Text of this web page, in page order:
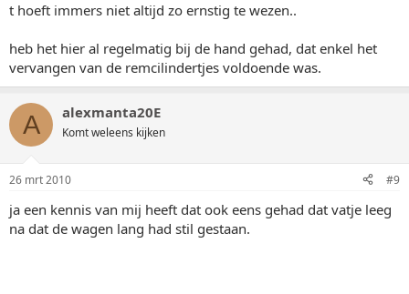
t hoeft immers niet altijd zo ernstig te wezen..
heb het hier al regelmatig bij de hand gehad, dat enkel het
vervangen van de remcilindertjes voldoende was.
A alexmanta20E
Komt weleens kijken
26 mrt 2010 #9
ja een kennis van mij heeft dat ook eens gehad dat vatje leeg
na dat de wagen lang had stil gestaan.